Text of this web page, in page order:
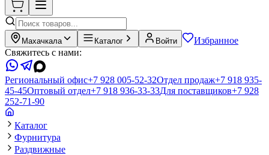
Махачкала Каталог Войти
Избранное
Свяжитесь с нами:
Региональный офис+7 928 005-52-32Отдел продаж+7 918 935-
45-45Оптовый отдел+7 918 936-33-33Для поставщиков+7 928
252-71-90
Каталог
Фурнитура
Раздвижные